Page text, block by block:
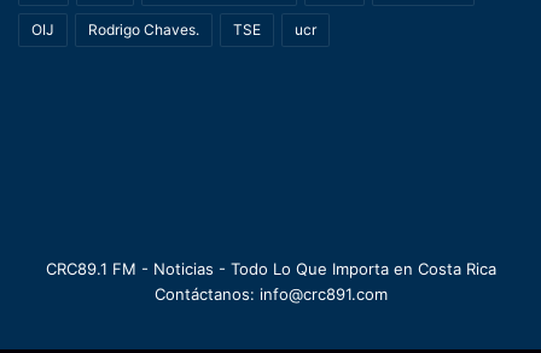
OIJ Rodrigo Chaves. TSE ucr
CRC89.1 FM - Noticias - Todo Lo Que Importa en Costa Rica
Contáctanos: info@crc891.com